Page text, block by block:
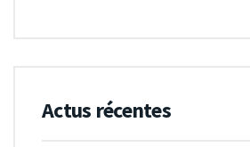
Actus récentes